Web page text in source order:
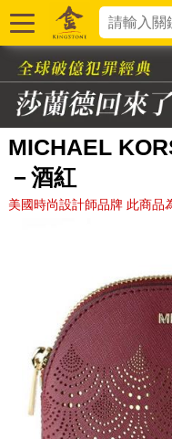
MICHAEL
－酒紅
美國時尚設計師品牌 此商品